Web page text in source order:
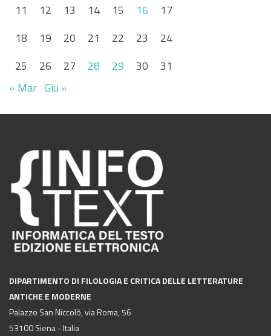
11
12 13 14 15 16
17
18
19 20 21 22 23
24
25
26 27 28 29 30
31
« Mar Giu »
DIPARTIMENTO DI FILOLOGIA E CRITICA DELLE LETTERATURE
ANTICHE E MODERNE
Palazzo San Niccolò, via Roma, 56
53100 Siena - Italia